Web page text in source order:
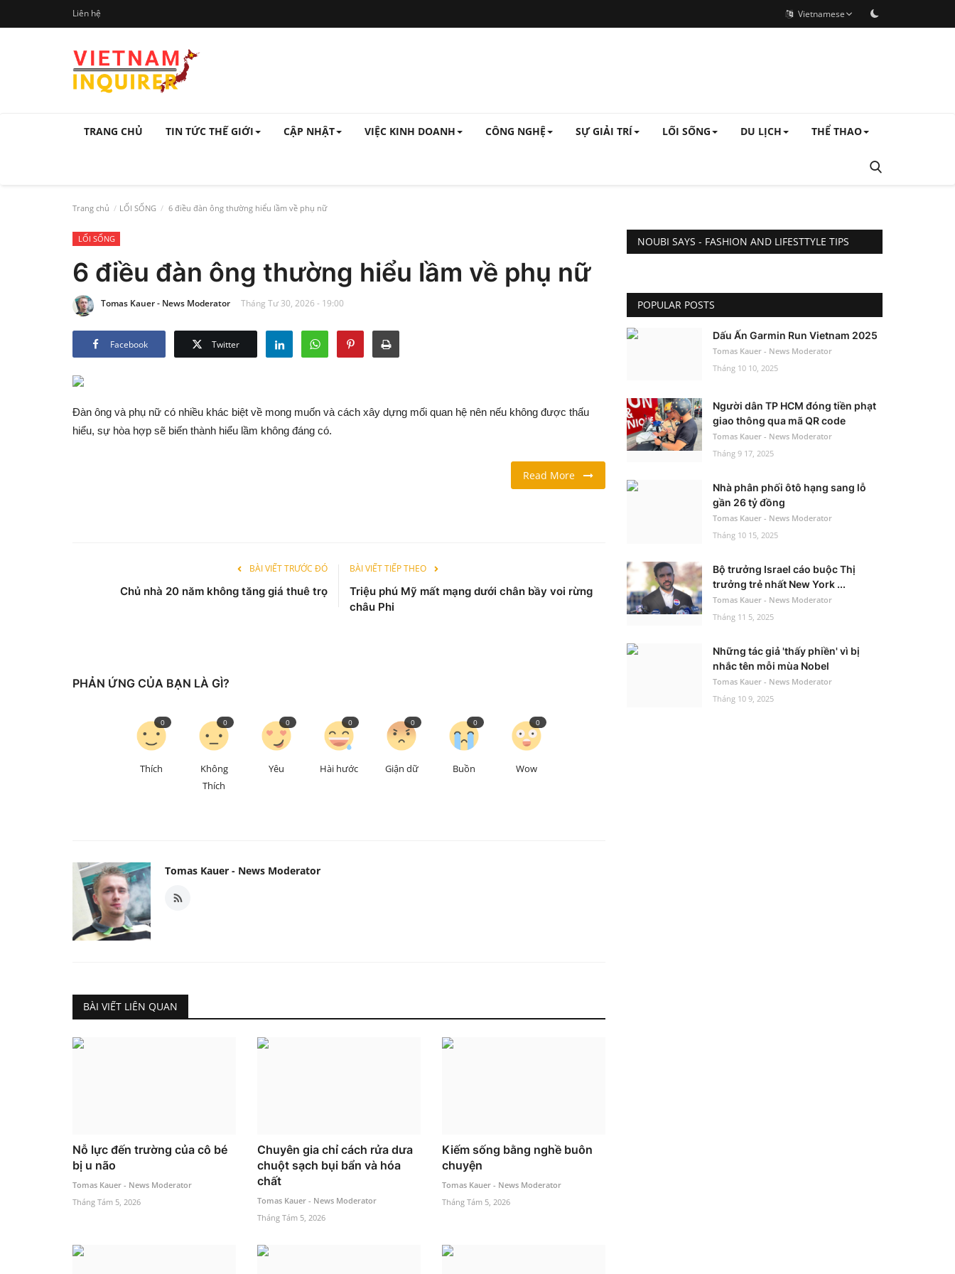
Liên hệ Vietnamese
TRANG CHỦ TIN TỨC THẾ GIỚI CẬP NHẬT VIỆC KINH DOANH CÔNG NGHỆ SỰ GIẢI TRÍ LỐI SỐNG DU LỊCH THỂ THAO
Trang chủ LỐI SỐNG 6 điều đàn ông thường hiểu lầm về phụ nữ
LỐI SỐNG
6 điều đàn ông thường hiểu lầm về phụ nữ
Tomas Kauer - News Moderator Tháng Tư 30, 2026 - 19:00
Facebook Twitter
Đàn ông và phụ nữ có nhiều khác biệt về mong muốn và cách xây dựng mối quan hệ nên nếu không được thấu
hiểu, sự hòa hợp sẽ biến thành hiểu lầm không đáng có.
Read More
BÀI VIẾT TRƯỚC ĐÓ
Chủ nhà 20 năm không tăng giá thuê trọ
BÀI VIẾT TIẾP THEO
Triệu phú Mỹ mất mạng dưới chân bầy voi rừng
châu Phi
PHẢN ỨNG CỦA BẠN LÀ GÌ?
Thích
0
Không
Thích
0
Yêu
0
Hài hước
0
Giận dữ
0
Buồn
0
Wow
0
Tomas Kauer - News Moderator
BÀI VIẾT LIÊN QUAN
Nỗ lực đến trường của cô bé
bị u não
Tomas Kauer - News Moderator
Tháng Tám 5, 2026
Chuyên gia chỉ cách rửa dưa
chuột sạch bụi bẩn và hóa
chất
Tomas Kauer - News Moderator
Tháng Tám 5, 2026
Kiếm sống bằng nghề buôn
chuyện
Tomas Kauer - News Moderator
Tháng Tám 5, 2026
NOUBI SAYS - FASHION AND LIFESTTYLE TIPS
POPULAR POSTS
Dấu Ấn Garmin Run Vietnam 2025
Tomas Kauer - News Moderator
Tháng 10 10, 2025
Người dân TP HCM đóng tiền phạt
giao thông qua mã QR code
Tomas Kauer - News Moderator
Tháng 9 17, 2025
Nhà phân phối ôtô hạng sang lỗ
gần 26 tỷ đồng
Tomas Kauer - News Moderator
Tháng 10 15, 2025
Bộ trưởng Israel cáo buộc Thị
trưởng trẻ nhất New York ...
Tomas Kauer - News Moderator
Tháng 11 5, 2025
Những tác giả 'thấy phiền' vì bị
nhắc tên mỗi mùa Nobel
Tomas Kauer - News Moderator
Tháng 10 9, 2025